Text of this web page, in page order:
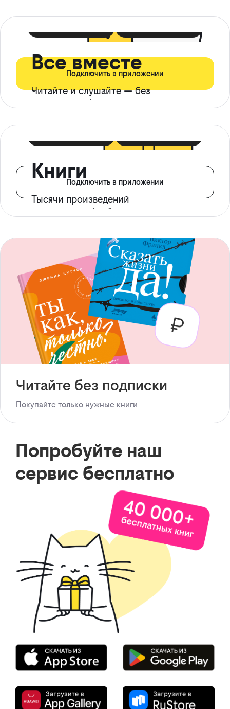
Все вместе
Читайте и слушайте — без
ограничений*
Подключить в приложении
Книги
Тысячи произведений
с доступом офлайн
Подключить в приложении
Читайте без подписки
Покупайте только нужные книги
Попробуйте наш
сервис бесплатно